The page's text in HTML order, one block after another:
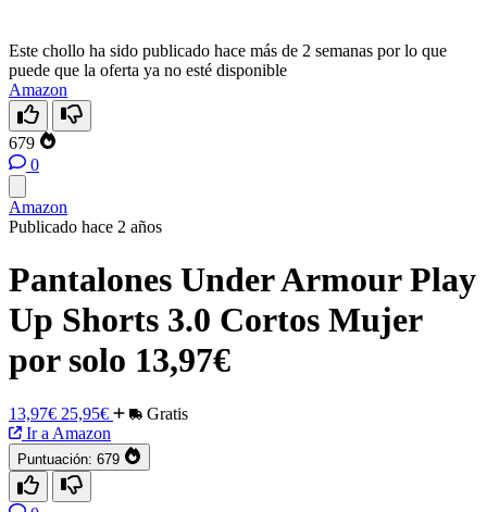
Este chollo ha sido publicado hace más de 2 semanas por lo que
puede que la oferta ya no esté disponible
Amazon
679
0
Amazon
Publicado hace 2 años
Pantalones Under Armour Play
Up Shorts 3.0 Cortos Mujer
por solo 13,97€
13,97€ 25,95€
Gratis
Ir a Amazon
Puntuación: 679